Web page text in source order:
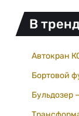
В
Автокран
Бортовой
Бульдозер